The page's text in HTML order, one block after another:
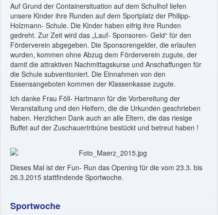
Auf Grund der Containersituation auf dem Schulhof liefen
unsere Kinder ihre Runden auf dem Sportplatz der Philipp-
Holzmann- Schule. Die Kinder haben eifrig ihre Runden
gedreht. Zur Zeit wird das „Lauf- Sponsoren- Geld“ für den
Förderverein abgegeben. Die Sponsorengelder, die erlaufen
wurden, kommen ohne Abzug dem Förderverein zugute, der
damit die attraktiven Nachmittagskurse und Anschaffungen für
die Schule subventioniert. Die Einnahmen von den
Essensangeboten kommen der Klassenkasse zugute.
Ich danke Frau Föll- Hartmann für die Vorbereitung der
Veranstaltung und den Helfern, die die Urkunden geschrieben
haben. Herzlichen Dank auch an alle Eltern, die das riesige
Buffet auf der Zuschauertribüne bestückt und betreut haben !
Dieses Mal ist der Fun- Run das Opening für die vom 23.3. bis
26.3.2015 stattfindende Sportwoche.
Sportwoche